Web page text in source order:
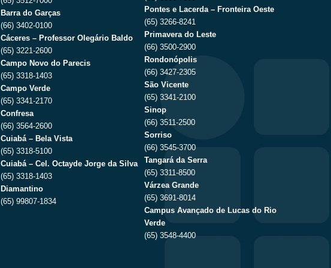
Barra do Garças
(66) 3402-0100
Cáceres – Professor Olegário Baldo
(65) 3221-2600
Campo Novo do Parecis
(65) 3318-1403
Campo Verde
(65) 3341-2170
Confresa
(66) 3564-2600
Cuiabá – Bela Vista
(65) 3318-5100
Cuiabá – Cel. Octayde Jorge da Silva
(65) 3318-1403
Diamantino
(65) 99807-1834
Pontes e Lacerda – Fronteira Oeste
(65) 3266-8241
Primavera do Leste
(66) 3500-2900
Rondonópolis
(66) 3427-2305
São Vicente
(65) 3341-2100
Sinop
(66) 3511-2500
Sorriso
(66) 3545-3700
Tangará da Serra
(65) 3311-8500
Várzea Grande
(65) 3691-8014
Campus Avançado de Lucas do Rio
Verde
(65) 3548-4400